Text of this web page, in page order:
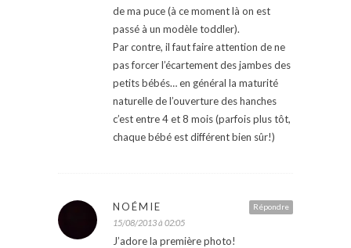
de ma puce (à ce moment là on est
passé à un modèle toddler).
Par contre, il faut faire attention de ne
pas forcer l’écartement des jambes des
petits bébés… en général la maturité
naturelle de l’ouverture des hanches
c’est entre 4 et 8 mois (parfois plus tôt,
chaque bébé est différent bien sûr!)
Répondre
NOÉMIE
15/08/2013 à 02:05
J’adore la première photo!